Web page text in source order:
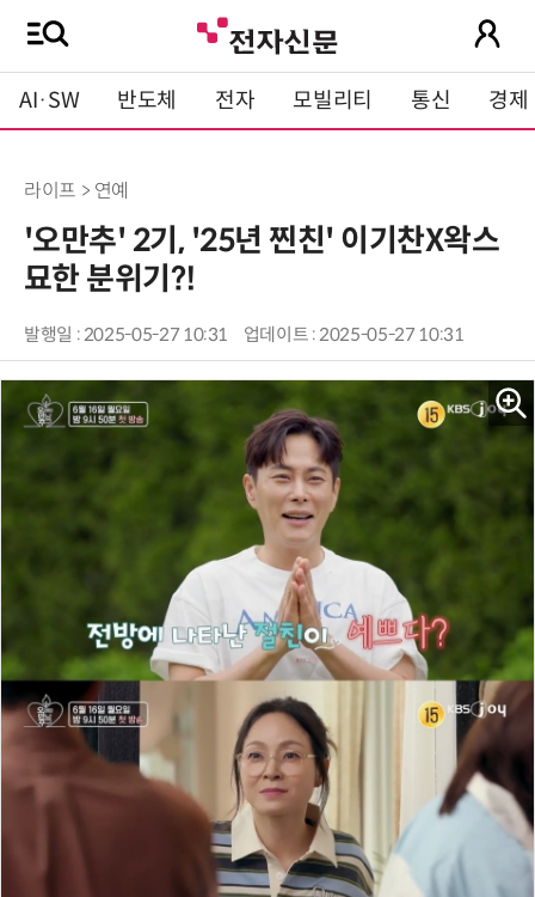
AI·SW 반도체 전자 모빌리티 통신 경제
라이프 > 연예
'오만추' 2기, '25년 찐친' 이기찬X왁스
묘한 분위기?!
발행일 : 2025-05-27 10:31 업데이트 : 2025-05-27 10:31